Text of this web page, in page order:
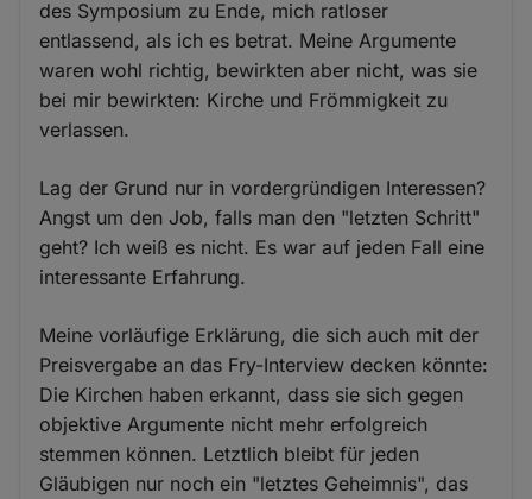
des Symposium zu Ende, mich ratloser
entlassend, als ich es betrat. Meine Argumente
waren wohl richtig, bewirkten aber nicht, was sie
bei mir bewirkten: Kirche und Frömmigkeit zu
verlassen.
Lag der Grund nur in vordergründigen Interessen?
Angst um den Job, falls man den "letzten Schritt"
geht? Ich weiß es nicht. Es war auf jeden Fall eine
interessante Erfahrung.
Meine vorläufige Erklärung, die sich auch mit der
Preisvergabe an das Fry-Interview decken könnte:
Die Kirchen haben erkannt, dass sie sich gegen
objektive Argumente nicht mehr erfolgreich
stemmen können. Letztlich bleibt für jeden
Gläubigen nur noch ein "letztes Geheimnis", das